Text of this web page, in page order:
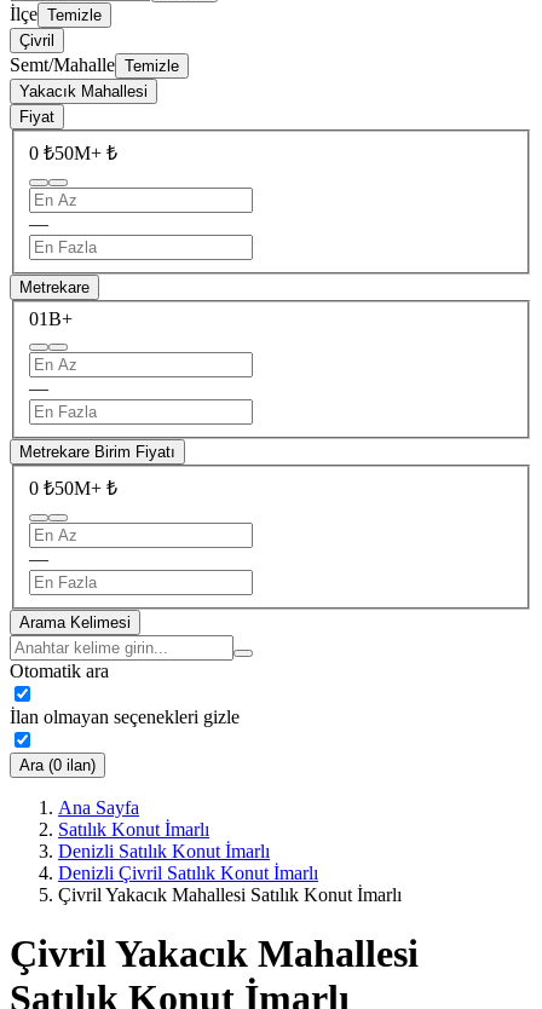
İlçe Temizle
Çivril
Semt/Mahalle Temizle
Yakacık Mahallesi
Fiyat
0 ₺50M+ ₺
—
Metrekare
01B+
—
Metrekare Birim Fiyatı
0 ₺50M+ ₺
—
Arama Kelimesi
Otomatik ara
İlan olmayan seçenekleri gizle
Ara (0 ilan)
Ana Sayfa
Satılık Konut İmarlı
Denizli Satılık Konut İmarlı
Denizli Çivril Satılık Konut İmarlı
Çivril Yakacık Mahallesi Satılık Konut İmarlı
Çivril Yakacık Mahallesi
Satılık Konut İmarlı